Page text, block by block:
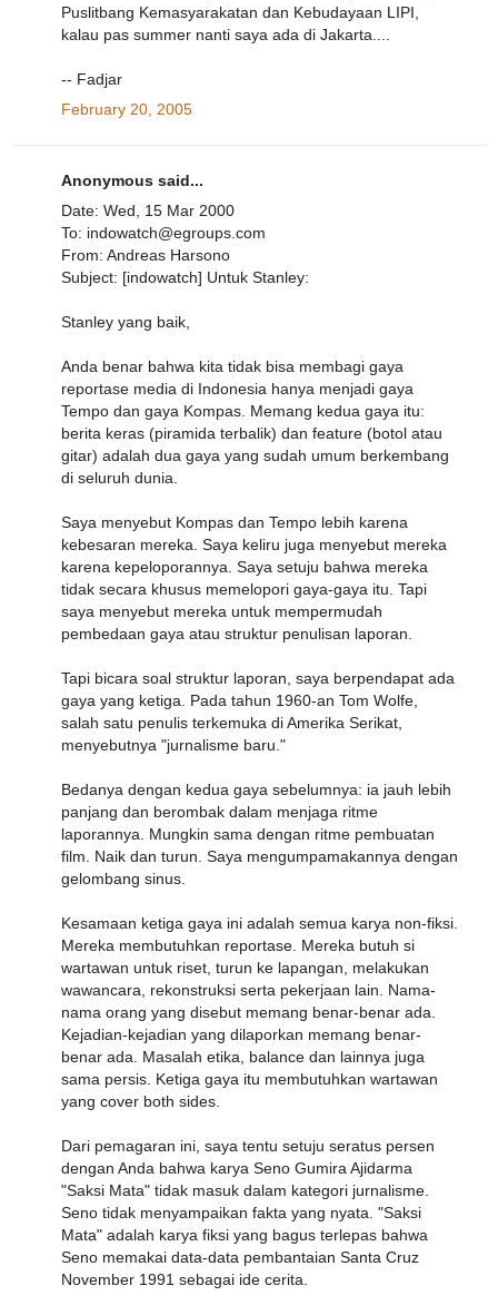
Puslitbang Kemasyarakatan dan Kebudayaan LIPI,
kalau pas summer nanti saya ada di Jakarta....
-- Fadjar
February 20, 2005
Anonymous said...
Date: Wed, 15 Mar 2000
To: indowatch@egroups.com
From: Andreas Harsono
Subject: [indowatch] Untuk Stanley:
Stanley yang baik,
Anda benar bahwa kita tidak bisa membagi gaya
reportase media di Indonesia hanya menjadi gaya
Tempo dan gaya Kompas. Memang kedua gaya itu:
berita keras (piramida terbalik) dan feature (botol atau
gitar) adalah dua gaya yang sudah umum berkembang
di seluruh dunia.
Saya menyebut Kompas dan Tempo lebih karena
kebesaran mereka. Saya keliru juga menyebut mereka
karena kepeloporannya. Saya setuju bahwa mereka
tidak secara khusus memelopori gaya-gaya itu. Tapi
saya menyebut mereka untuk mempermudah
pembedaan gaya atau struktur penulisan laporan.
Tapi bicara soal struktur laporan, saya berpendapat ada
gaya yang ketiga. Pada tahun 1960-an Tom Wolfe,
salah satu penulis terkemuka di Amerika Serikat,
menyebutnya "jurnalisme baru."
Bedanya dengan kedua gaya sebelumnya: ia jauh lebih
panjang dan berombak dalam menjaga ritme
laporannya. Mungkin sama dengan ritme pembuatan
film. Naik dan turun. Saya mengumpamakannya dengan
gelombang sinus.
Kesamaan ketiga gaya ini adalah semua karya non-fiksi.
Mereka membutuhkan reportase. Mereka butuh si
wartawan untuk riset, turun ke lapangan, melakukan
wawancara, rekonstruksi serta pekerjaan lain. Nama-
nama orang yang disebut memang benar-benar ada.
Kejadian-kejadian yang dilaporkan memang benar-
benar ada. Masalah etika, balance dan lainnya juga
sama persis. Ketiga gaya itu membutuhkan wartawan
yang cover both sides.
Dari pemagaran ini, saya tentu setuju seratus persen
dengan Anda bahwa karya Seno Gumira Ajidarma
"Saksi Mata" tidak masuk dalam kategori jurnalisme.
Seno tidak menyampaikan fakta yang nyata. "Saksi
Mata" adalah karya fiksi yang bagus terlepas bahwa
Seno memakai data-data pembantaian Santa Cruz
November 1991 sebagai ide cerita.